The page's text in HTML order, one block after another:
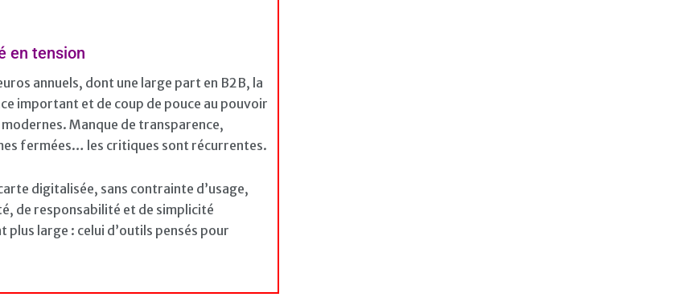
en tension
annuels, dont une large part en B2B, la
important et de coup de pouce au pouvoir
Manque de transparence,
fermées… les critiques sont récurrentes.
digitalisée, sans contrainte d’usage,
de responsabilité et de simplicité
plus large : celui d’outils pensés pour